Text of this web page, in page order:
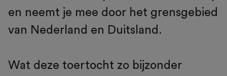
en neemt je mee door het grensgebied
van Nederland en Duitsland.
Wat deze toertocht zo bijzonder